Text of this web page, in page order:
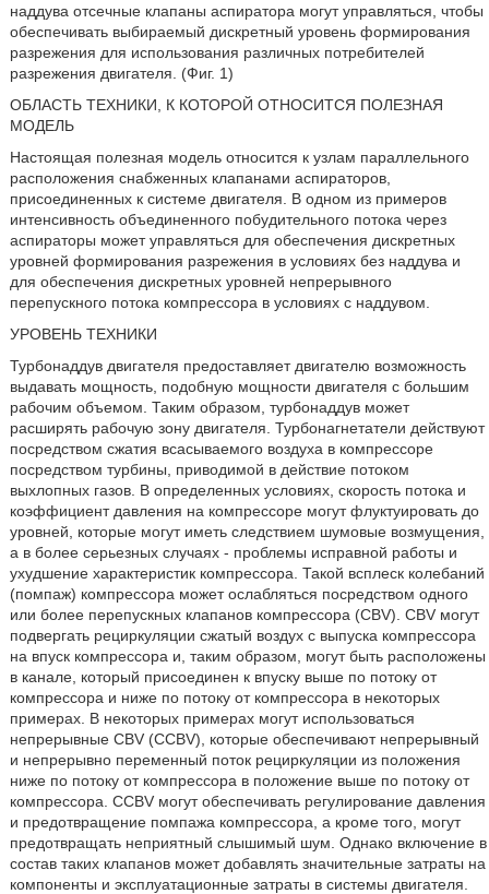
наддува отсечные клапаны аспиратора могут управляться, чтобы
обеспечивать выбираемый дискретный уровень формирования
разрежения для использования различных потребителей
разрежения двигателя. (Фиг. 1)
ОБЛАСТЬ ТЕХНИКИ, К КОТОРОЙ ОТНОСИТСЯ ПОЛЕЗНАЯ
МОДЕЛЬ
Настоящая полезная модель относится к узлам параллельного
расположения снабженных клапанами аспираторов,
присоединенных к системе двигателя. В одном из примеров
интенсивность объединенного побудительного потока через
аспираторы может управляться для обеспечения дискретных
уровней формирования разрежения в условиях без наддува и
для обеспечения дискретных уровней непрерывного
перепускного потока компрессора в условиях с наддувом.
УРОВЕНЬ ТЕХНИКИ
Турбонаддув двигателя предоставляет двигателю возможность
выдавать мощность, подобную мощности двигателя с большим
рабочим объемом. Таким образом, турбонаддув может
расширять рабочую зону двигателя. Турбонагнетатели действуют
посредством сжатия всасываемого воздуха в компрессоре
посредством турбины, приводимой в действие потоком
выхлопных газов. В определенных условиях, скорость потока и
коэффициент давления на компрессоре могут флуктуировать до
уровней, которые могут иметь следствием шумовые возмущения,
а в более серьезных случаях - проблемы исправной работы и
ухудшение характеристик компрессора. Такой всплеск колебаний
(помпаж) компрессора может ослабляться посредством одного
или более перепускных клапанов компрессора (CBV). CBV могут
подвергать рециркуляции сжатый воздух с выпуска компрессора
на впуск компрессора и, таким образом, могут быть расположены
в канале, который присоединен к впуску выше по потоку от
компрессора и ниже по потоку от компрессора в некоторых
примерах. В некоторых примерах могут использоваться
непрерывные CBV (CCBV), которые обеспечивают непрерывный
и непрерывно переменный поток рециркуляции из положения
ниже по потоку от компрессора в положение выше по потоку от
компрессора. CCBV могут обеспечивать регулирование давления
и предотвращение помпажа компрессора, а кроме того, могут
предотвращать неприятный слышимый шум. Однако включение в
состав таких клапанов может добавлять значительные затраты на
компоненты и эксплуатационные затраты в системы двигателя.